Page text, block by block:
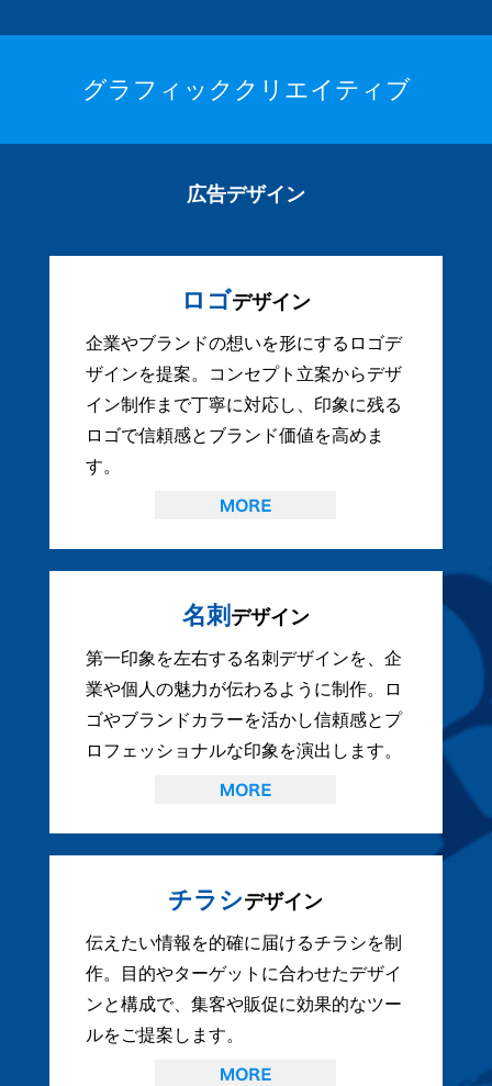
グラフィッククリエイティブ
広告デザイン
ロゴデザイン
企業やブランドの想いを形にするロゴデ
ザインを提案。コンセプト立案からデザ
イン制作まで丁寧に対応し、印象に残る
ロゴで信頼感とブランド価値を高めま
す。
名刺 デザイン
第一印象を左右する名刺デザインを、企
業や個人の魅力が伝わるように制作。ロ
ゴやブランドカラーを活かし信頼感とプ
ロフェッショナルな印象を演出します。
チラシデザイン
伝えたい情報を的確に届けるチラシを制
作。目的やターゲットに合わせたデザイ
ンと構成で、集客や販促に効果的なツー
ルをご提案します。